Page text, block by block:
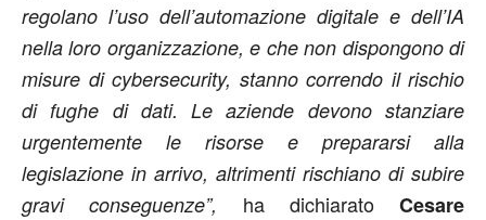
regolano l’uso dell’automazione digitale e dell’IA
nella loro organizzazione, e che non dispongono di
misure di cybersecurity, stanno correndo il rischio
di fughe di dati. Le aziende devono stanziare
urgentemente le risorse e prepararsi alla
legislazione in arrivo, altrimenti rischiano di subire
gravi conseguenze”,
ha dichiaratoCesare